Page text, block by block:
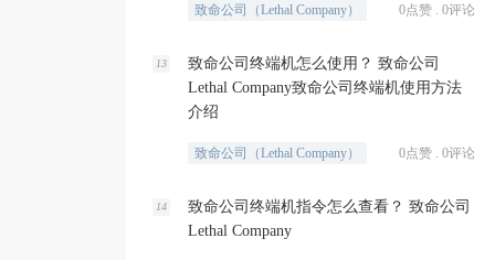
致命公司（Lethal Company） 0点赞 . 0评论
13
致命公司终端机怎么使用？ 致命公司
Lethal Company致命公司终端机使用方法
介绍
致命公司（Lethal Company） 0点赞 . 0评论
14
致命公司终端机指令怎么查看？ 致命公司
Lethal Company